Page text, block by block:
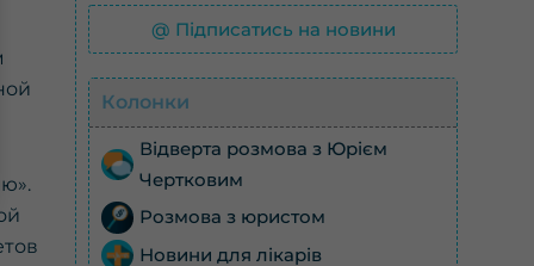
@ Підписатись на новини
Колонки
Відверта розмова з Юрієм
Чертковим
Розмова з юристом
Новини для лікарів